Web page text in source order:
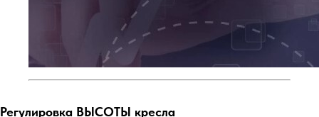
Регулировка ВЫСОТЫ кресла